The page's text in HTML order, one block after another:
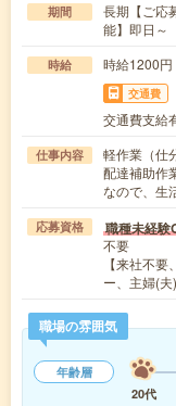
期間
長期【ご応
能】即日～
時給 時給1200円
交通費
交通費支給
仕事内容
軽作業（仕
配達補助作
なので、生
応募資格 職種未経験
不要
【来社不
ー、主婦(
職場の雰囲気
年齢層
20代